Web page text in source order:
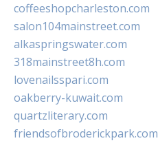
coffeeshopcharleston.com
salon104mainstreet.com
alkaspringswater.com
318mainstreet8h.com
lovenailsspari.com
oakberry-kuwait.com
quartzliterary.com
friendsofbroderickpark.com